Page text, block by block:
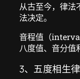
从古至今，律法
法决定。
音程值（
八度值、音分值
3、五度相生